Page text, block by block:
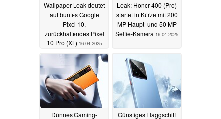
Wallpaper-Leak deutet
auf buntes Google
Pixel 10,
zurückhaltendes Pixel
10 Pro (XL) 16.04.2025
Leak: Honor 400 (Pro)
startet in Kürze mit 200
MP Haupt- und 50 MP
Selfie-Kamera 16.04.2025
Dünnes Gaming-
Günstiges Flaggschiff